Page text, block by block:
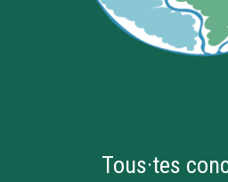
Tous·tes